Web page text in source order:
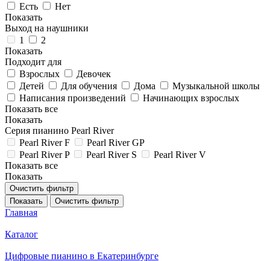
Есть
Нет
Показать
Выход на наушники
1
2
Показать
Подходит для
Взрослых
Девочек
Детей
Для обучения Дома
Музыкальной школы
Написания произведений
Начинающих взрослых
Показать все
Показать
Серия пианино Pearl River
Pearl River F
Pearl River GP
Pearl River P
Pearl River S
Pearl River V
Показать все
Показать
Очистить фильтр
Показать
Очистить фильтр
Главная
Каталог
Цифровые пианино в Екатеринбурге